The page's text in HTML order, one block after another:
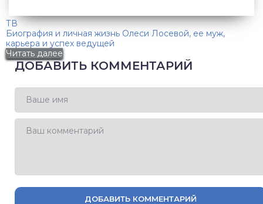
ТВ
Биография и личная жизнь Олеси Лосевой, ее муж,
карьера и успех ведущей
Читать далее
ДОБАВИТЬ КОММЕНТАРИЙ
ДОБАВИТЬ КОММЕНТАРИЙ